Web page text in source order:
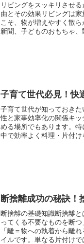
リビングをスッキリさせ
由とその効果リビングは
こそ、物が増えやすく散
新聞、子どものおもちゃ、
子育て世代必見！快
子育て世代が知っておき
性と家事効率化の関係キ
める場所でもあります。
中で効率よく料理・片付け
断捨離成功の秘訣！
断捨離の基礎知識断捨離
ってくる不要なものを断
「離＝物への執着から離
イルです。単なる片付けで